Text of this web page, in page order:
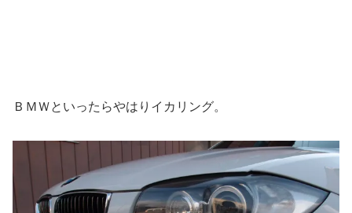
ＢＭＷといったらやはりイカリング。